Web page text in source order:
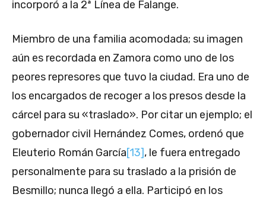
incorporó a la 2ª Línea de Falange.
Miembro de una familia acomodada; su imagen
aún es recordada en Zamora como uno de los
peores represores que tuvo la ciudad. Era uno de
los encargados de recoger a los presos desde la
cárcel para su «traslado». Por citar un ejemplo; el
gobernador civil Hernández Comes, ordenó que
Eleuterio Román García[13], le fuera entregado
personalmente para su traslado a la prisión de
Besmillo; nunca llegó a ella. Participó en los